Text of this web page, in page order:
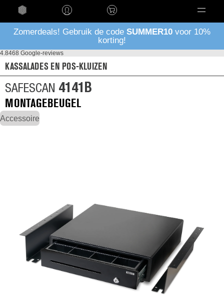
Zomerdeals! Gebruik de code SUMMER10 voor 10%
korting!
4.8468 Google-reviews
KASSALADES EN POS-KLUIZEN
SAFESCAN 4141B
MONTAGEBEUGEL
Accessoire